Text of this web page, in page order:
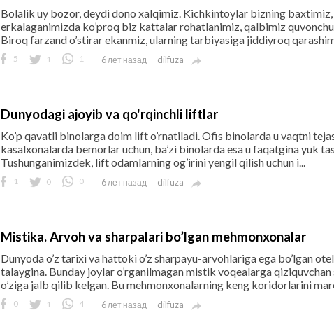
Bolalik uy bozor, deydi dono xalqimiz. Kichkintoylar bizning
erkalaganimizda ko’proq biz kattalar rohatlanimiz, qalbimiz quvonchu
Biroq farzand o’stirar ekanmiz, ularning tarbiyasiga jiddiyroq
5 1 1 6 лет назад dilfuza 
Dunyodagi ajoyib va qo'rqinchli liftlar
Ko’p qavatli binolarga doim lift o’rnatiladi. Ofis binolarda u vaqtni
kasalxonalarda bemorlar uchun, ba’zi binolarda esa u faqatgina yuk
Tushunganimizdek, lift odamlarning og’irini yengil qilish uchun i...
1 0 0 6 лет назад dilfuza 
Mistika. Arvoh va sharpalari bo’lgan mehmonxonalar
Dunyoda o’z tarixi va hattoki o’z sharpayu-arvohlariga ega bo’lgan
talaygina. Bunday joylar o’rganilmagan mistik voqealarga
o’ziga jalb qilib kelgan. Bu mehmonxonalarning keng koridorlarini
0 1 4 6 лет назад dilfuza 